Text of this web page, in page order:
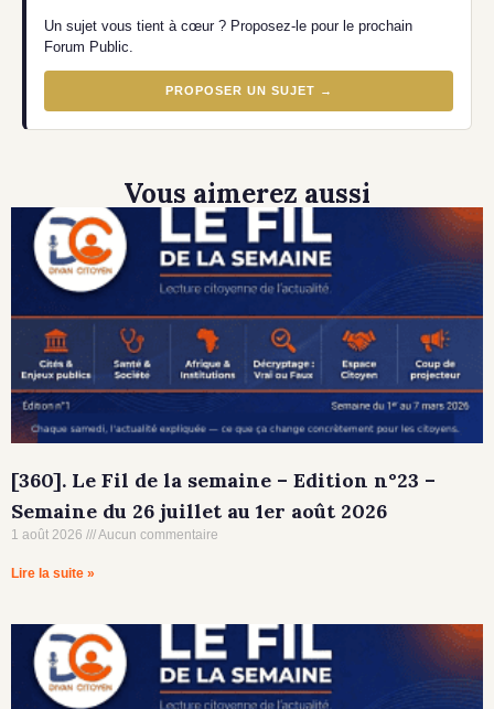
Un sujet vous tient à cœur ? Proposez-le pour le prochain
Forum Public.
PROPOSER UN SUJET →
Vous aimerez aussi
[360]. Le Fil de la semaine – Edition n°23 –
Semaine du 26 juillet au 1er août 2026
1 août 2026 Aucun commentaire
Lire la suite »